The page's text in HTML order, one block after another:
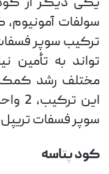
سولفات
ترکیب سوپر
تواند به تأمین
مختلف رشد کمک
سوپر فسفات تریپل
کود پتاسه